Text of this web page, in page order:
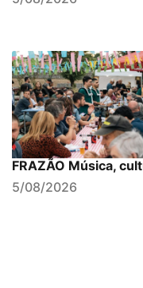
FRAZÃO Música,
5/08/2026